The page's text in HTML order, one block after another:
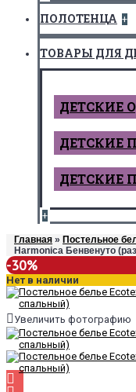
ПОЛОТЕНЦА +
ТОВАРЫ ДЛЯ
ДЕТCКИЕ
ДЕТСКИЕ
ДЕТСКИЕ
+
Главная » Постельное
Harmonica Бенвенуто
-30%
Нет в наличии
Увеличить фотографию